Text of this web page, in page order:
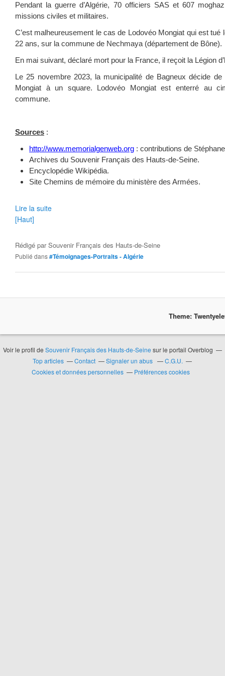
Pendant la guerre d’Algérie, 70 officiers SAS et 607
missions civiles et militaires.
C’est malheureusement le cas de Lodovéo Mongiat qui est tué
22 ans, sur la commune de Nechmaya (département de Bône).
En mai suivant, déclaré mort pour la France, il reçoit la Légion
Le 25 novembre 2023, la municipalité de Bagneux décide
Mongiat à un square. Lodovéo Mongiat est enterré au
commune.
Sources :
http://www.memorialgenweb.org : contributions de
Archives du Souvenir Français des Hauts-de-Seine.
Encyclopédie Wikipédia.
Site Chemins de mémoire du ministère des Armées.
Lire la suite
[Haut]
Rédigé parSouvenir Français des Hauts-de-Seine
Publié dans#Témoignages-Portraits - Algérie
Theme:
Voir le profil de Souvenir Français des Hauts-de-Seine sur le portail Overblog
Top articles
Contact Signaler un abus
C.G.U.
Cookies et données personnelles
Préférences cookies